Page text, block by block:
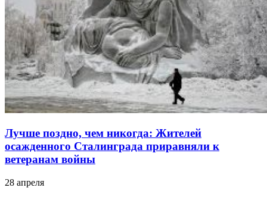
Лучше поздно, чем никогда: Жителей
осажденного Сталинграда приравняли к
ветеранам войны
28 апреля